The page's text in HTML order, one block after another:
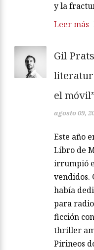
y la
Leer más
Gil
el
agosto 09,
Este año
Libro de
irrumpió
vendidos.
había
para
ficción
thriller
Pirineos